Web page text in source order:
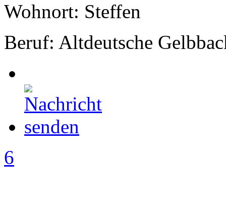
Wohnort: Steffen
Beruf: Altdeutsche
6